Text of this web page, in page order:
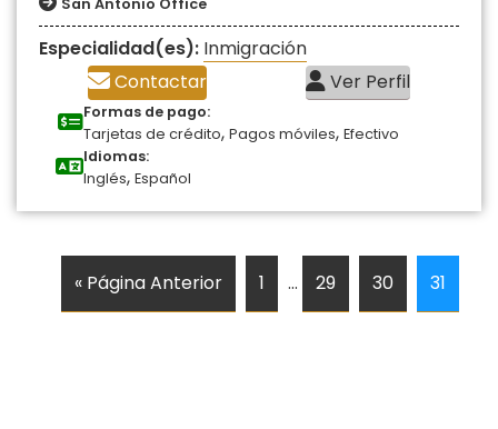
San Antonio Office
Especialidad(es): Inmigración
Contactar
Ver Perfil
Formas de pago:
Tarjetas de crédito, Pagos móviles, Efectivo
Idiomas:
Inglés, Español
« Página Anterior 1 … 29 30 31